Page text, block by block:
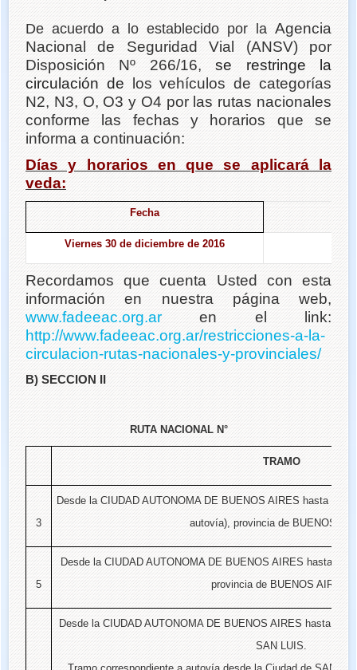
MERCANCÍAS PELIGROSAS - Renovación
Preguntas Frecuentes
R.U.T.A.
Alta R.U.T.A
Baja R.U.T.A
Validación R.U.T.A.
Fotos
Contacto
De acuerdo a lo establecido por la Agencia
Nacional de Seguridad Vial (ANSV) por
Disposición Nº 266/16, se restringe la
circulación de los vehículos de categorías
N2, N3, O, O3 y O4 por las rutas nacionales
conforme las fechas y horarios que se
informa a continuación:
Días y horarios en que se aplicará la
veda:
Fecha
Viernes 30 de diciembre de 2016
Recordamos que cuenta Usted con esta
información en nuestra página web,
www.fadeeac.org.ar en el link:
http://www.fadeeac.org.ar/restricciones-a-la-
circulacion-rutas-nacionales-y-provinciales/
B) SECCION II
RUTA NACIONAL N°
TRAMO
3
Desde la CIUDAD AUTONOMA DE BUENOS AIRES hasta la
autovía), provincia de BUENOS
5
Desde la CIUDAD AUTONOMA DE BUENOS AIRES hasta la
provincia de BUENOS AIRES.
Desde la CIUDAD AUTONOMA DE BUENOS AIRES hasta la
SAN LUIS.